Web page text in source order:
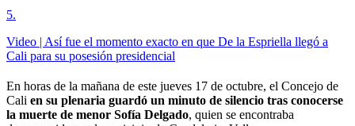
5.
Video | Así fue el momento exacto en que De la Espriella llegó a
Cali para su posesión presidencial
En horas de la mañana de este jueves 17 de octubre, el Concejo de
Cali en su plenaria guardó un minuto de silencio tras conocerse
la muerte de menor Sofía Delgado, quien se encontraba